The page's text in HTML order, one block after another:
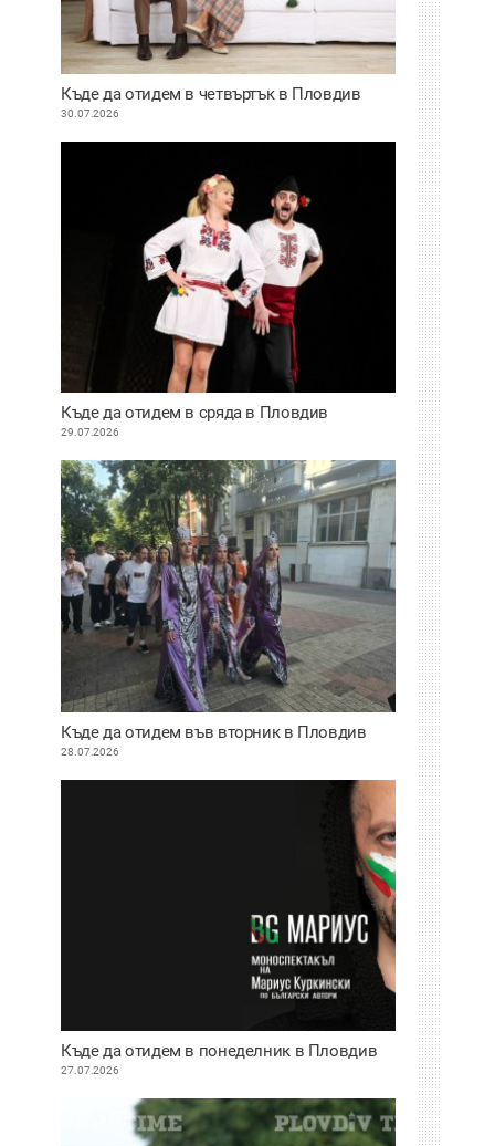
Къде да отидем в четвъртък в Пловдив
30.07.2026
Къде да отидем в сряда в Пловдив
29.07.2026
Къде да отидем във вторник в Пловдив
28.07.2026
Къде да отидем в понеделник в Пловдив
27.07.2026